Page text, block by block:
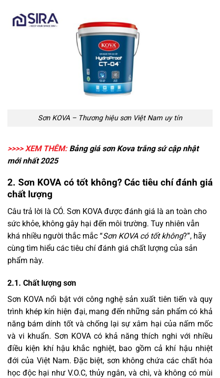
Sơn KOVA – Thương hiệu sơn Việt Nam uy tín
>>>> XEM THÊM:Bảnggiá sơn Kova trắng sứcập nhật
mới nhất 2025
2. Sơn KOVA có tốt không? Các tiêu chí đánh giá
chất lượng
Câu trả lời là CÓ. Sơn KOVA được đánh giá là an toàn cho
sức khỏe, không gây hại đến môi trường. Tuy nhiên vẫn
khá nhiều người thắc mắc “Sơn KOVA có tốt không?”, hãy
cùng tìm hiểu các tiêu chí đánh giá chất lượng của sản
phẩm này.
2.1. Chất lượng sơn
Sơn KOVA nổi bật với công nghệ sản xuất tiên tiến và quy
trình khép kín hiện đại, mang đến những sản phẩm có khả
năng bám dính tốt và chống lại sự xâm hại của nấm mốc
và vi khuẩn. Sơn KOVA có khả năng thích nghi với nhiều
điều kiện khí hậu khắc nghiệt, bao gồm cả khí hậu nhiệt
đới của Việt Nam. Đặc biệt, sơn không chứa các chất hóa
học độc hại như V.O.C, thủy ngân, và chì, và không có mùi